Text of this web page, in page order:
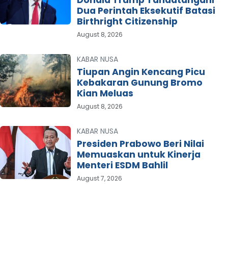
Dua Perintah Eksekutif Batasi
Birthright Citizenship
August 8, 2026
KABAR NUSA
Tiupan Angin Kencang Picu
Kebakaran Gunung Bromo
Kian Meluas
August 8, 2026
KABAR NUSA
Presiden Prabowo Beri Nilai
Memuaskan untuk Kinerja
Menteri ESDM Bahlil
August 7, 2026